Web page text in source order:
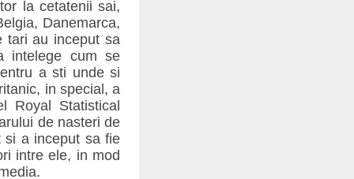
la cetatenii sai,
Danemarca,
tari au inceput sa
intelege cum se
a sti unde si
in special, a
Royal Statistical
de nasteri de
si a inceput sa fie
intre ele, in mod